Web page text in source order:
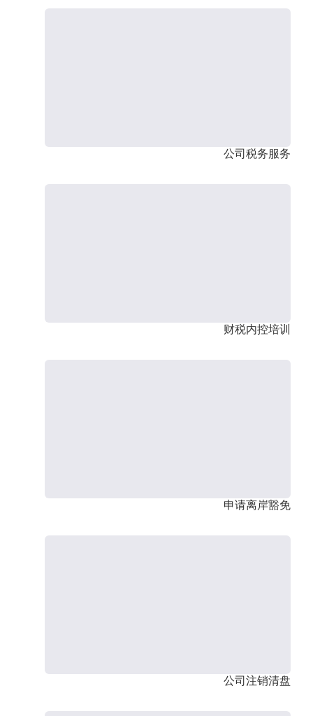
公司税务服务
财税内控培训
申请离岸豁免
公司注销清盘